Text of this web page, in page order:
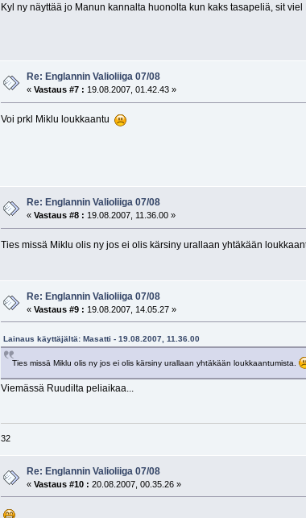
Kyl ny näyttää jo Manun kannalta huonolta kun kaks tasapeliä, sit
Re: Englannin Valioliiga 07/08
«Vastaus #7 : 19.08.2007, 01.42.43 »
Voi prkl Miklu loukkaantu
Re: Englannin Valioliiga 07/08
«Vastaus #8 : 19.08.2007, 11.36.00 »
Ties missä Miklu olis ny jos ei olis kärsiny urallaan yhtäkään
Re: Englannin Valioliiga 07/08
«Vastaus #9 : 19.08.2007, 14.05.27 »
Lainaus käyttäjältä: Masatti - 19.08.2007, 11.36.00
Ties missä Miklu olis ny jos ei olis kärsiny urallaan yhtäkään loukkaantumista.
Viemässä Ruudilta peliaikaa...
32
Re: Englannin Valioliiga 07/08
«Vastaus #10 : 20.08.2007, 00.35.26 »